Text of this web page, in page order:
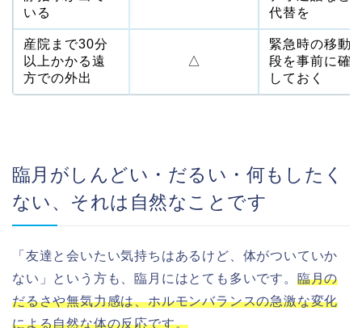
いる
代替を
産院まで30分
以上かかる遠
方での外出
△
緊急時の移動
段を事前に確
しておく
臨月がしんどい・だるい・何もしたく
ない、それは自然なことです
「友達と会いたい気持ちはあるけど、体がついていか
ない」という方も、臨月にはとても多いです。 臨月の
だるさや無気力感は、ホルモンバランスの急激な変化
による自然な体の反応です。